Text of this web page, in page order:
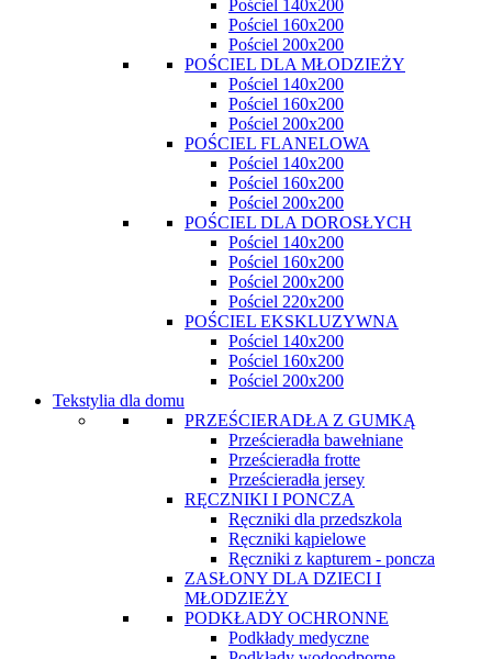
Pościel 140x200
Pościel 160x200
Pościel 200x200
POŚCIEL DLA MŁODZIEŻY
Pościel 140x200
Pościel 160x200
Pościel 200x200
POŚCIEL FLANELOWA
Pościel 140x200
Pościel 160x200
Pościel 200x200
POŚCIEL DLA DOROSŁYCH
Pościel 140x200
Pościel 160x200
Pościel 200x200
Pościel 220x200
POŚCIEL EKSKLUZYWNA
Pościel 140x200
Pościel 160x200
Pościel 200x200
Tekstylia dla domu
PRZEŚCIERADŁA Z GUMKĄ
Prześcieradła bawełniane
Prześcieradła frotte
Prześcieradła jersey
RĘCZNIKI I PONCZA
Ręczniki dla przedszkola
Ręczniki kąpielowe
Ręczniki z kapturem - poncza
ZASŁONY DLA DZIECI I
MŁODZIEŻY
PODKŁADY OCHRONNE
Podkłady medyczne